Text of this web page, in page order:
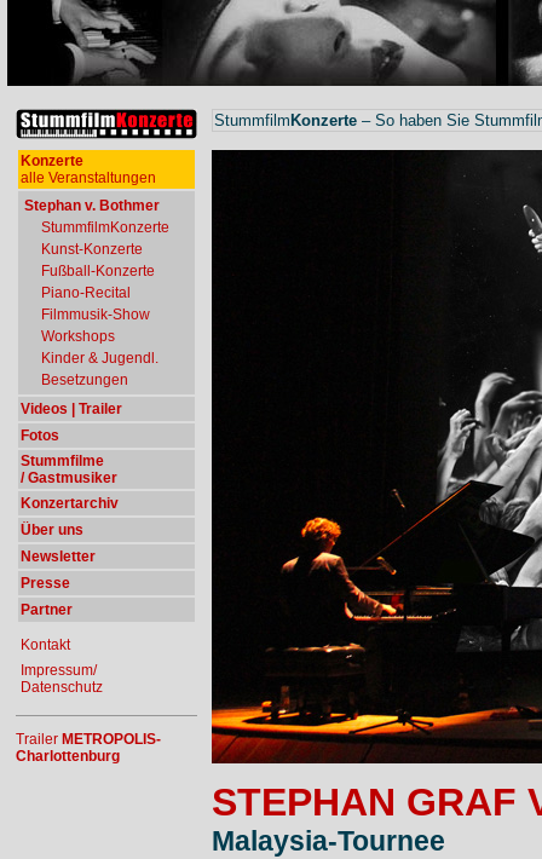
Konzerte
alle Veranstaltungen
Stephan v. Bothmer
StummfilmKonzerte
Kunst-Konzerte
Fußball-Konzerte
Piano-Recital
Filmmusik-Show
Workshops
Kinder & Jugendl.
Besetzungen
Videos | Trailer
Fotos
Stummfilme
/ Gastmusiker
Konzertarchiv
Über uns
Newsletter
Presse
Partner
Kontakt
Impressum/
Datenschutz
Trailer METROPOLIS-
Charlottenburg
Stummfilm Konzerte– So haben Sie
STEPHAN GRAF
Malaysia-Tournee